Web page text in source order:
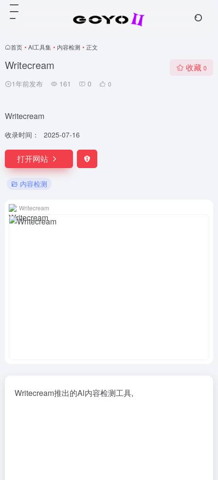
首页 • AI工具集 • 内容检测 • 正文
Writecream
1年前发布 161 0 0
收藏 0
Writecream
收录时间： 2025-07-16
打开网站
内容检测
Writecream
Writecream推出的Al内容检测工具,